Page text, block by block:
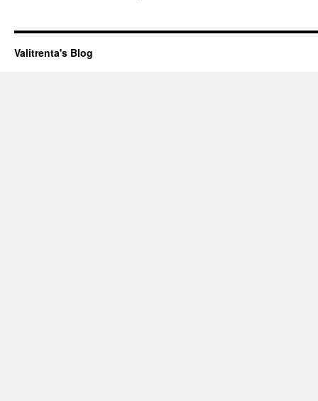
público
Valitrenta's Blog